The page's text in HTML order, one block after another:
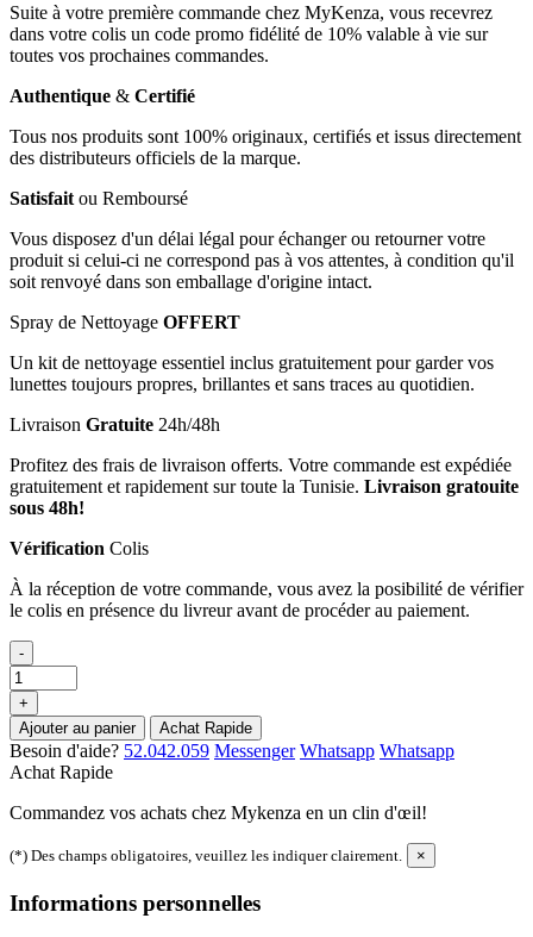
Suite à votre première commande chez MyKenza, vous recevrez
dans votre colis un code promo fidélité de 10% valable à vie sur
toutes vos prochaines commandes.
Authentique & Certifié
Tous nos produits sont 100% originaux, certifiés et issus directement
des distributeurs officiels de la marque.
Satisfait ou Remboursé
Vous disposez d'un délai légal pour échanger ou retourner votre
produit si celui-ci ne correspond pas à vos attentes, à condition qu'il
soit renvoyé dans son emballage d'origine intact.
Spray de Nettoyage OFFERT
Un kit de nettoyage essentiel inclus gratuitement pour garder vos
lunettes toujours propres, brillantes et sans traces au quotidien.
Livraison Gratuite 24h/48h
Profitez des frais de livraison offerts. Votre commande est expédiée
gratuitement et rapidement sur toute la Tunisie. Livraison gratouite
sous 48h!
Vérification Colis
À la réception de votre commande, vous avez la posibilité de vérifier
le colis en présence du livreur avant de procéder au paiement.
-
+
Ajouter au panier
Achat Rapide
Besoin d'aide? 52.042.059 Messenger Whatsapp Whatsapp
Achat Rapide
Commandez vos achats chez Mykenza en un clin d'œil!
(*) Des champs obligatoires, veuillez les indiquer clairement. ×
Informations personnelles